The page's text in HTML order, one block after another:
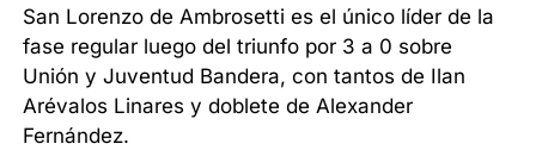
San Lorenzo de Ambrosetti es el único líder de la
fase regular luego del triunfo por 3 a 0 sobre
Unión y Juventud Bandera, con tantos de Ilan
Arévalos Linares y doblete de Alexander
Fernández.